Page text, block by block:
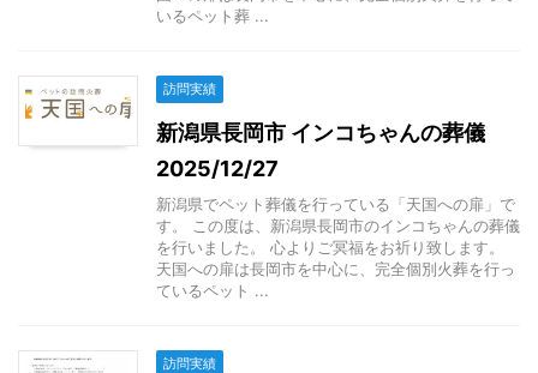
いるペット葬 ...
訪問実績
新潟県長岡市 インコちゃんの葬儀
2025/12/27
新潟県でペット葬儀を行っている「天国への扉」で
す。 この度は、新潟県長岡市のインコちゃんの葬儀
を行いました。 心よりご冥福をお祈り致します。
天国への扉は長岡市を中心に、完全個別火葬を行っ
ているペット ...
訪問実績